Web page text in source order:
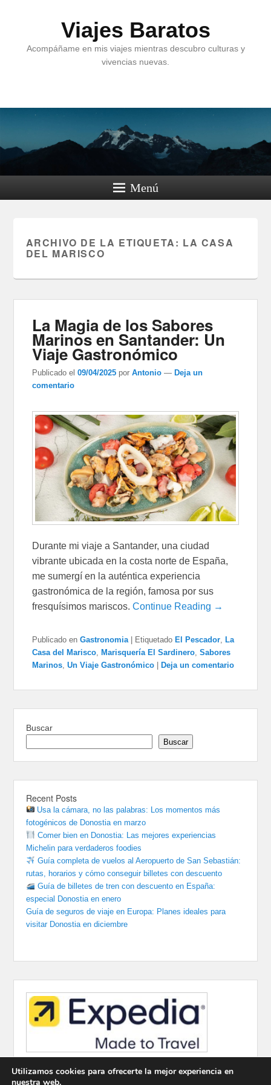
Viajes Baratos
Acompáñame en mis viajes mientras descubro culturas y
vivencias nuevas.
Menú
ARCHIVO DE LA ETIQUETA: LA CASA
DEL MARISCO
La Magia de los Sabores
Marinos en Santander: Un
Viaje Gastronómico
Publicado el 09/04/2025 porAntonio — Deja un
comentario
Durante mi viaje a Santander, una ciudad
vibrante ubicada en la costa norte de España,
me sumergí en la auténtica experiencia
gastronómica de la región, famosa por sus
fresquísimos mariscos.Continue Reading →
Publicado en Gastronomia Etiquetado El Pescador, La
Casa del Marisco, Marisquería El Sardinero,Sabores
Marinos,Un Viaje Gastronómico Deja un comentario
Buscar
Buscar
Recent Posts
Usa la cámara, no las palabras: Los momentos más
fotogénicos de Donostia en marzo
Comer bien en Donostia: Las mejores experiencias
Michelin para verdaderos foodies
Guía completa de vuelos al Aeropuerto de San Sebastián:
rutas, horarios y cómo conseguir billetes con descuento
Guía de billetes de tren con descuento en España:
especial Donostia en enero
Guía de seguros de viaje en Europa: Planes ideales para
visitar Donostia en diciembre
Utilizamos cookies para ofrecerte la mejor experiencia en
nuestra web.